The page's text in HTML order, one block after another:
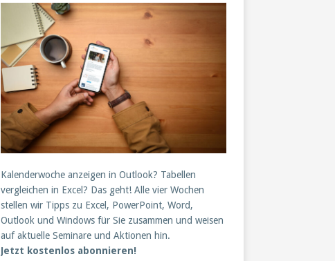
Kalenderwoche anzeigen in Outlook? Tabellen
vergleichen in Excel? Das geht! Alle vier Wochen
stellen wir Tipps zu Excel, PowerPoint, Word,
Outlook und Windows für Sie zusammen und weisen
auf aktuelle Seminare und Aktionen hin.
Jetzt kostenlos abonnieren!